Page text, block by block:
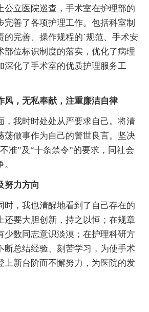
立医院巡查，手术室在护理部的
完善了各项护理工作。包括科室制
的完善、操作规程的`规范、手术安
部位标识制度的落实，优化了病理
深化了手术室的优质护理服务工
，无私奉献，注重廉洁自律
我时时处处从严要求自己。将清
荡做事作为自己的警世良言。坚决
准”及“十条禁令”的要求，同社会
力方向
，我也清醒地看到了自己存在的
还要大胆创新，持之以恒；在规章
少数同志意识淡漠；在护理科研方
断总结经验、刻苦学习，为使手术
上新台阶而不懈努力，为医院的发